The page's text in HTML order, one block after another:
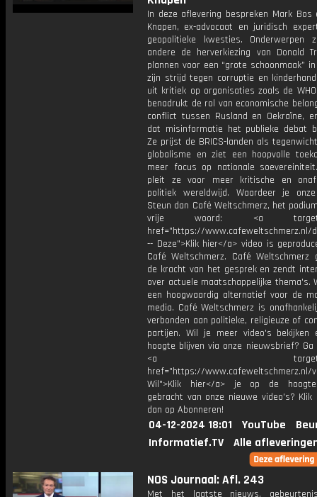
In deze aflevering bespreken Mark Bos
Knapen, ex-advocaat en juridisch
geopolitieke kwesties. Onderwerpen
andere de herverkiezing van Donald
plannen voor een “grote schoonmaak”
zijn strijd tegen corruptie en
uit kritiek op organisaties zoals de WHO
benadrukt de rol van economische
conflict tussen Rusland en Oekraïne,
dat misinformatie het publieke debat
Ze prijst de BRICS-landen als
globalisme en ziet een hoopvolle
meer focus op nationale
pleit ze voor meer kritische en
politiek wereldwijd. Waardeer je
Steun dan Café Weltschmerz, het
vrije woord: <a
href="https://www.cafeweltschmerz.nl/
-- Deze">Klik hier</a> video is
Café Weltschmerz. Café Weltschmerz
de kracht van het gesprek en zendt
over actuele maatschappelijke thema's.
een hoogwaardig alternatief voor de
media. Café Weltschmerz is
verbonden aan politieke, religieuze of
partijen. Wil je meer video's bekijken
hoogte blijven via onze nieuwsbrief? Ga
<a
href="https://www.cafeweltschmerz.nl/
Wil">Klik hier</a> je op de
gebracht van onze nieuwe video's? Klik
dan op Abonneren!
04-12-2024 18:01 YouTube
Informatief.TV
Alle
NOS Journaal: Afl. 243
Met het laatste nieuws,